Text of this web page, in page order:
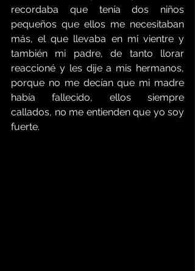
recordaba que tenía dos niños
pequeños que ellos me necesitaban
más, el que llevaba en mi vientre y
también mi padre, de tanto llorar
reaccioné y les dije a mis hermanos,
porque no me decían que mi madre
había fallecido, ellos siempre
callados, no me entienden que yo soy
fuerte.